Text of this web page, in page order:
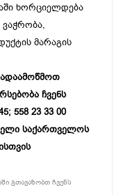
ხორციელდება
მარაგის
ჩვენს
558 23 33 00
საქართველოს
გთავაზობთ ჩვენს